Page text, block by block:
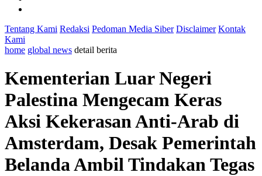
Tentang Kami Redaksi Pedoman Media Siber Disclaimer Kontak
Kami
home global news detail berita
Kementerian Luar Negeri
Palestina Mengecam Keras
Aksi Kekerasan Anti-Arab di
Amsterdam, Desak Pemerintah
Belanda Ambil Tindakan Tegas